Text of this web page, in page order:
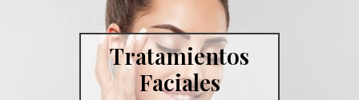
Tratamientos
Faciales